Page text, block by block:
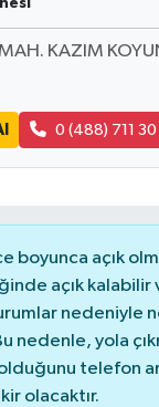
KAZIM
0 (488) 711
boyunca açık
açık kalabilir
nedeniyle
nedenle, yola
telefon
olacaktır.